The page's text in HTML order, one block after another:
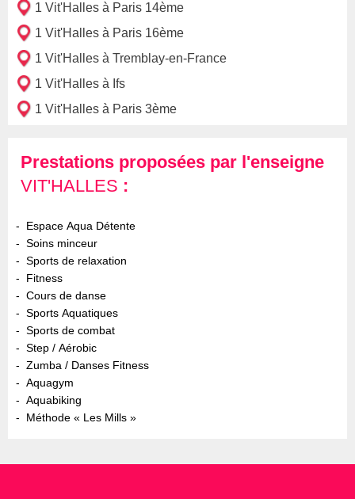
1 Vit'Halles à Paris 14ème
1 Vit'Halles à Paris 16ème
1 Vit'Halles à Tremblay-en-France
1 Vit'Halles à Ifs
1 Vit'Halles à Paris 3ème
Prestations proposées par l'enseigne
VIT'HALLES :
Espace Aqua Détente
Soins minceur
Sports de relaxation
Fitness
Cours de danse
Sports Aquatiques
Sports de combat
Step / Aérobic
Zumba / Danses Fitness
Aquagym
Aquabiking
Méthode « Les Mills »